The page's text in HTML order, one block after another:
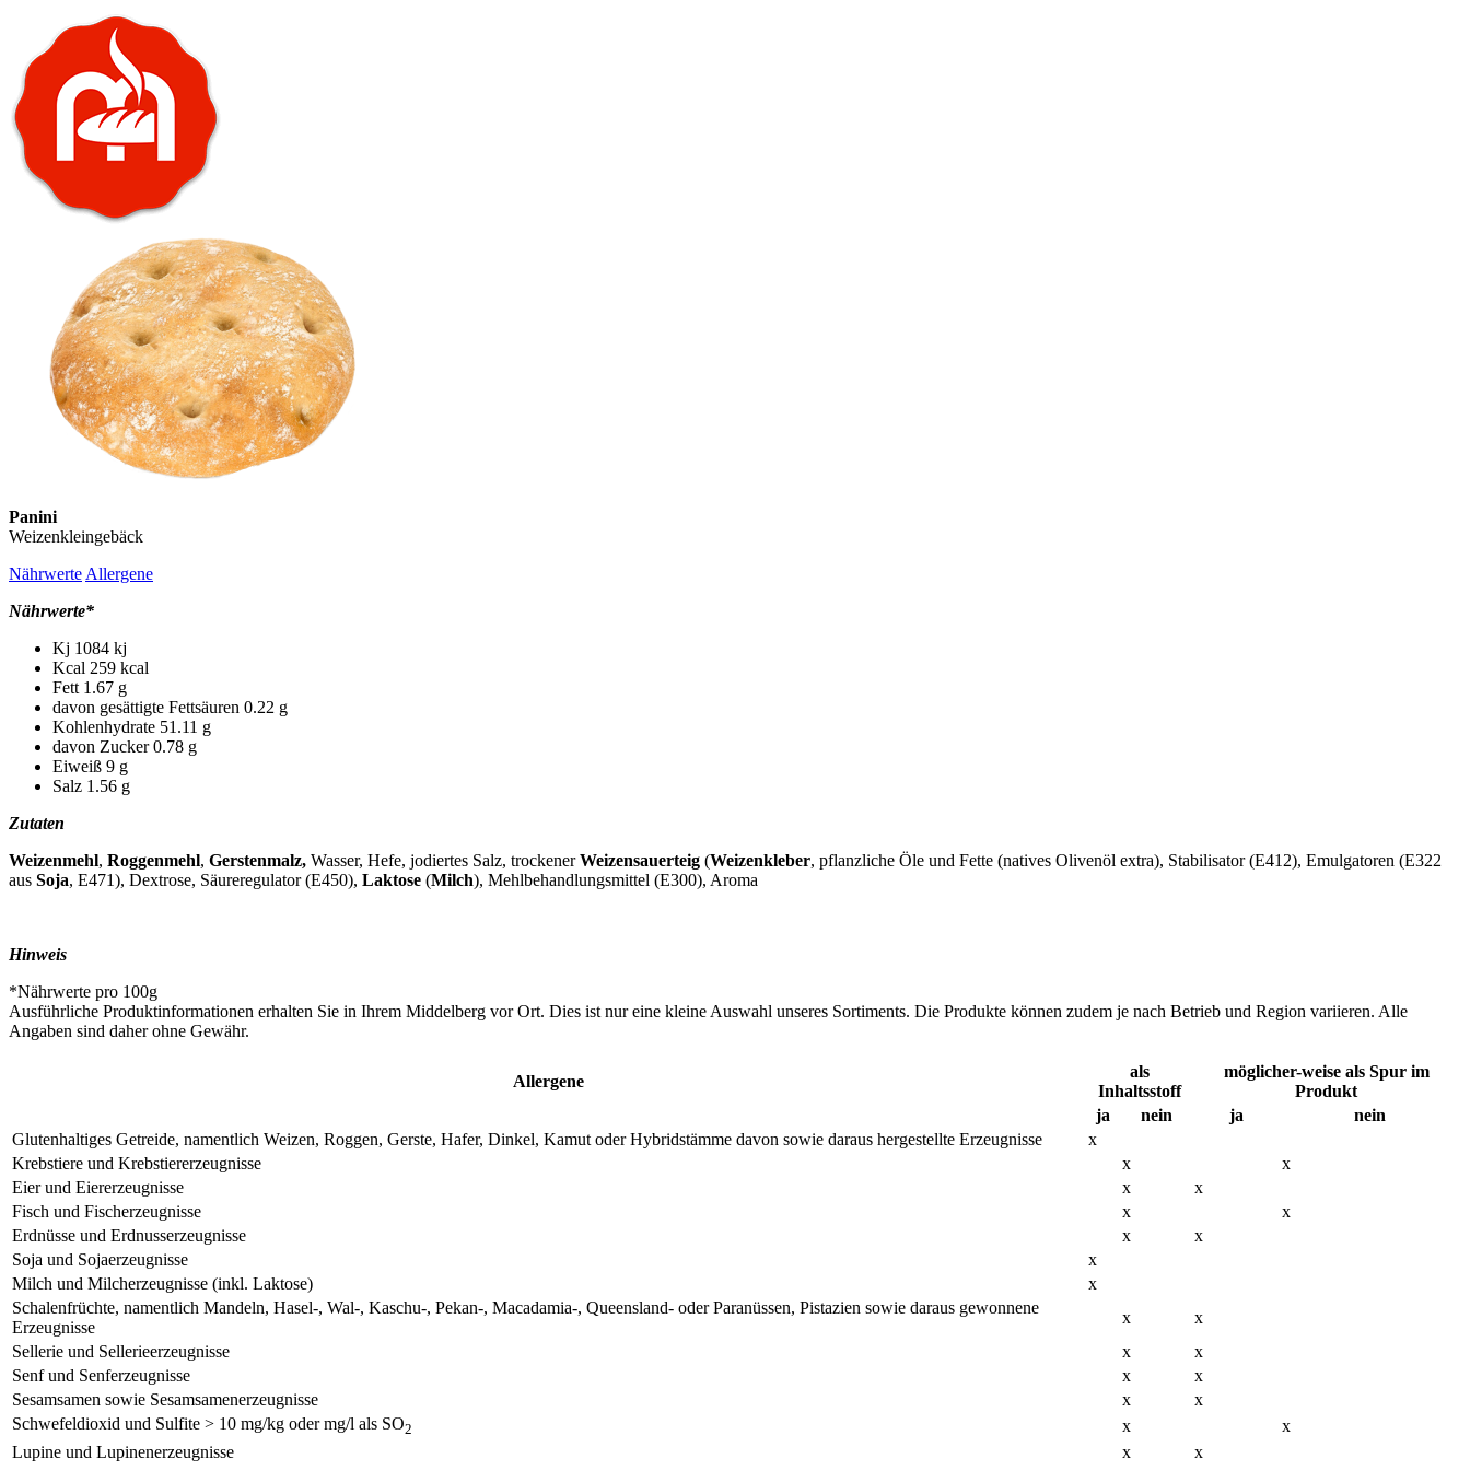
Panini
Weizenkleingebäck
Nährwerte Allergene
Nährwerte*
Kj 1084 kj
Kcal 259 kcal
Fett 1.67 g
davon gesättigte Fettsäuren 0.22 g
Kohlenhydrate 51.11 g
davon Zucker0.78 g
Eiweiß 9 g
Salz 1.56 g
Zutaten
Weizenmehl, Roggenmehl, Gerstenmalz, Wasser, Hefe, jodiertes Salz, trockenerWeizensauerteig (Weizenkleber, pflanzliche Öle und Fette (natives Olivenöl extra), Stabilisator (E412), Emulgatoren (E322
aus Soja, E471), Dextrose, Säureregulator (E450), Laktose (Milch), Mehlbehandlungsmittel (E300), Aroma
Hinweis
*Nährwerte pro 100g
Ausführliche Produktinformationen erhalten Sie in Ihrem Middelberg vor Ort. Dies ist nur eine kleine Auswahl unseres Sortiments. Die Produkte können zudem je nach Betrieb und Region variieren. Alle
Angaben sind daher ohne Gewähr.
Allergene
als
Inhaltsstoff
möglicher-weise als Spur im
Produkt
ja
nein ja
nein
Glutenhaltiges Getreide, namentlich Weizen, Roggen, Gerste, Hafer, Dinkel, Kamut oder Hybridstämme davon sowie daraus hergestellte Erzeugnisse
x
Krebstiere und Krebstiererzeugnisse
x
x
Eier und Eiererzeugnisse
x
x
Fisch und Fischerzeugnisse
x
x
Erdnüsse und Erdnusserzeugnisse
x
x
Soja und Sojaerzeugnisse
x
Milch und Milcherzeugnisse (inkl. Laktose)
x
Schalenfrüchte, namentlich Mandeln, Hasel-, Wal-, Kaschu-, Pekan-, Macadamia-, Queensland- oder Paranüssen, Pistazien sowie daraus gewonnene
Erzeugnisse
x
x
Sellerie und Sellerieerzeugnisse
x
x
Senf und Senferzeugnisse
x
x
Sesamsamen sowie Sesamsamenerzeugnisse
x
x
Schwefeldioxid und Sulfite > 10 mg/kg oder mg/l als SO2 x
x
Lupine und Lupinenerzeugnisse
x
x